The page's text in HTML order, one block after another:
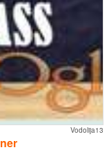
Vodolija13